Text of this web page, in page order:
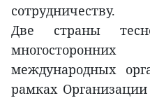
сотрудничеству.
Две страны
международных
рамках